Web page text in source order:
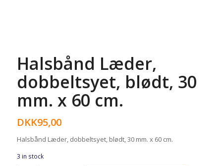
Halsbånd Læder,
dobbeltsyet, blødt, 30
mm. x 60 cm.
DKK95,00
Halsbånd Læder, dobbeltsyet, blødt, 30 mm. x 60 cm.
3 in stock